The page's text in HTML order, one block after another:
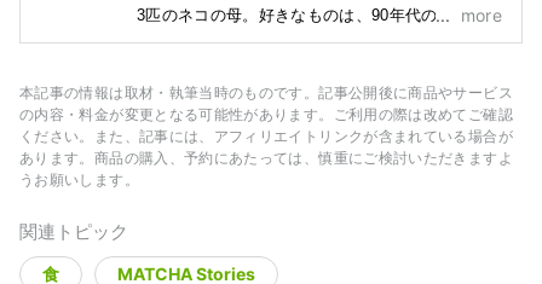
3匹のネコの母。好きなものは、90年代のロック音
楽、ボクシング、歴史、チョコレートや甘いも
龍、吸血鬼、そして全てのキモカワイイもの。
好きな作家はアン・ライス。好きなバンドはLUNA
SEA。
オススメの映画はデヴィッド・ボウイと坂本龍一
more
本記事の情報は取材・執筆当時のものです。記事公開後に商品やサービス
の内容・料金が変更となる可能性があります。ご利用の際は改めてご確認
ください。また、記事には、アフィリエイトリンクが含まれている場合が
あります。商品の購入、予約にあたっては、慎重にご検討いただきますよ
うお願いします。
関連トピック
食 MATCHA Stories